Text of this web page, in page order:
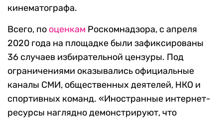
кинематографа.
Всего, по оценкам Роскомнадзора, с апреля
2020 года на площадке были зафиксированы
36 случаев избирательной цензуры. Под
ограничениями оказывались официальные
каналы СМИ, общественных деятелей, НКО и
спортивных команд. «Иностранные интернет-
ресурсы наглядно демонстрируют, что